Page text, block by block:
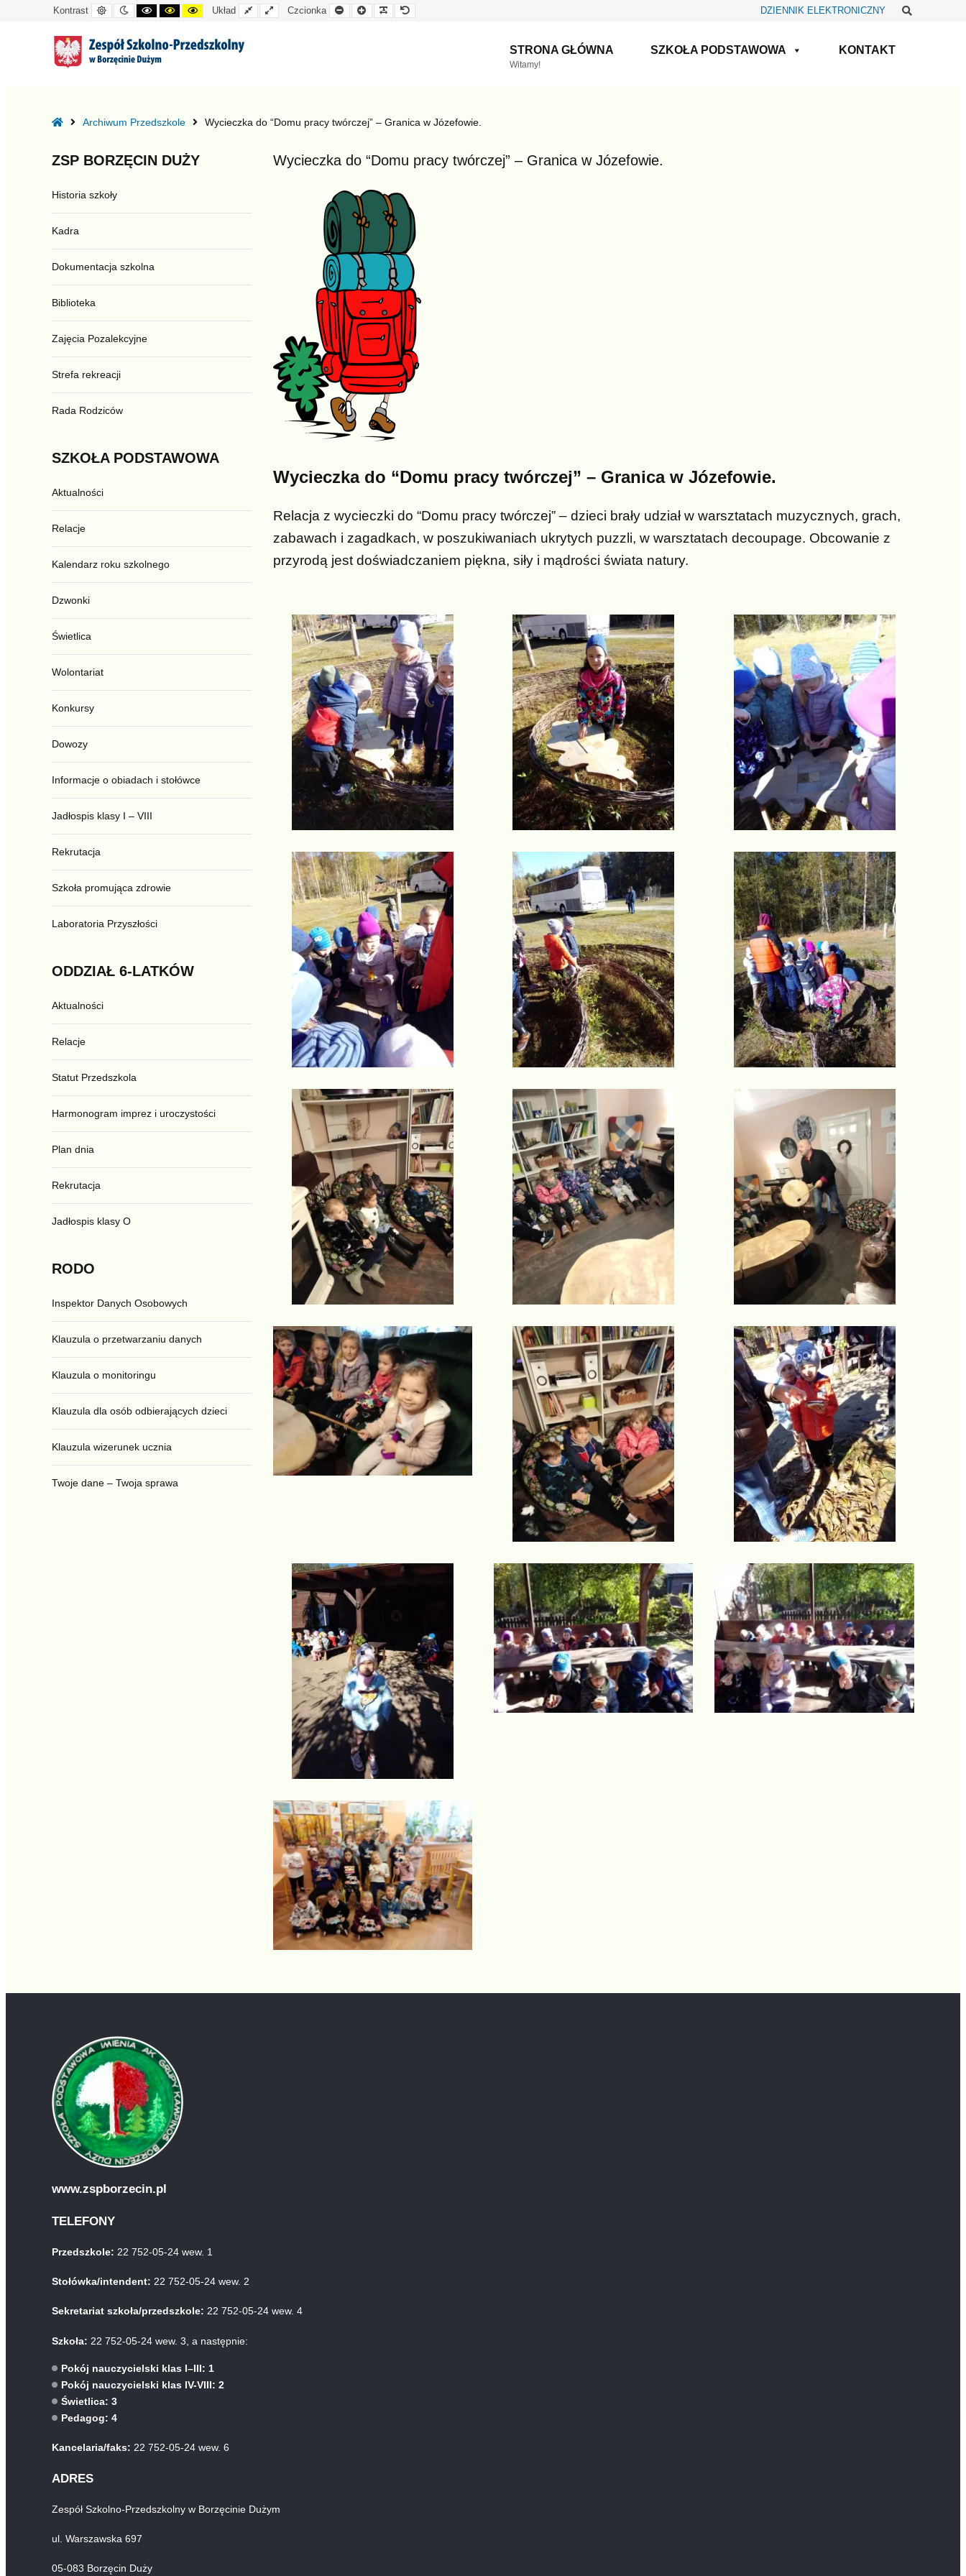
Józefowie.
Kontrast
Kontrast
domyślny
Tryb
nocny
Kontrast
czarno-
Kontrast
czarno-
Kontrast
żółto-
Układ
Układ
standardowy
Układ
szeroki
Czcionka
Mniejsza
czcionka
Większa
czcionka
Czytelna
czcionkaczcionka
DZIENNIK ELEKTRONICZNY
STRONA GŁÓWNA
Witamy!
SZKOŁA PODSTAWOWA KONTAKT
HomeArchiwum Przedszkole Wycieczka do “Domu pracy twórczej” – Granica w Józefowie.
Wycieczka do “Domu pracy twórczej” – Granica w Józefowie.
Wycieczka do “Domu pracy twórczej” – Granica w Józefowie.
Relacja z wycieczki do “Domu pracy twórczej” – dzieci brały udział w warsztatach muzycznych, grach,
zabawach i zagadkach, w poszukiwaniach ukrytych puzzli, w warsztatach decoupage. Obcowanie z
przyrodą jest doświadczaniem piękna, siły i mądrości świata natury.
ZSP BORZĘCIN DUŻY
Historia szkoły
Kadra
Dokumentacja szkolna
Biblioteka
Zajęcia Pozalekcyjne
Strefa rekreacji
Rada Rodziców
SZKOŁA PODSTAWOWA
Aktualności
Relacje
Kalendarz roku szkolnego
Dzwonki
Świetlica
Wolontariat
Konkursy
Dowozy
Informacje o obiadach i stołówce
Jadłospis klasy I – VIII
Rekrutacja
Szkoła promująca zdrowie
Laboratoria Przyszłości
ODDZIAŁ 6-LATKÓW
Aktualności
Relacje
Statut Przedszkola
Harmonogram imprez i uroczystości
Plan dnia
Rekrutacja
Jadłospis klasy O
RODO
Inspektor Danych Osobowych
Klauzula o przetwarzaniu danych
Klauzula o monitoringu
Klauzula dla osób odbierających dzieci
Klauzula wizerunek ucznia
Twoje dane – Twoja sprawa
www.zspborzecin.pl
TELEFONY
Przedszkole: 22 752-05-24 wew. 1
Stołówka/intendent: 22 752-05-24 wew. 2
Sekretariat szkoła/przedszkole: 22 752-05-24 wew. 4
Szkoła: 22 752-05-24 wew. 3, a następnie:
Pokój nauczycielski klas I–III: 1
Pokój nauczycielski klas IV-VIII: 2
Świetlica: 3
Pedagog: 4
Kancelaria/faks: 22 752-05-24 wew. 6
ADRES
Zespół Szkolno-Przedszkolny w Borzęcinie Dużym
ul. Warszawska 697
05-083 Borzęcin Duży